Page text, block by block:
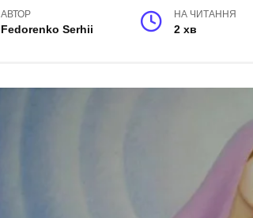
АВТОР
Fedorenko Serhii
НА ЧИТАННЯ
2 хв